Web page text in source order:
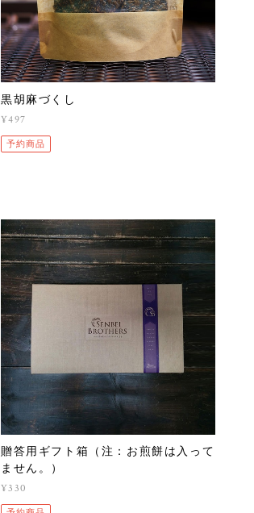
黒胡麻づくし
¥497
予約商品
贈答用ギフト箱（注：お煎餅は入って
ません。）
¥330